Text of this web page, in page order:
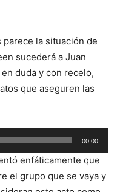
la situación de
sucederá a Juan
duda y con recelo,
que aseguren las
00:00
enfáticamente que
el grupo que se vaya y